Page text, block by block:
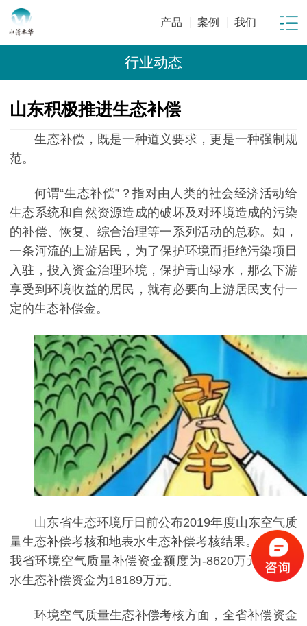
产品 案例 我们
行业动态
山东积极推进生态补偿
生态补偿，既是一种道义要求，更是一种强制规
范。
何谓“生态补偿”？指对由人类的社会经济活动给
生态系统和自然资源造成的破坏及对环境造成的污染
的补偿、恢复、综合治理等一系列活动的总称。如，
一条河流的上游居民，为了保护环境而拒绝污染项目
入驻，投入资金治理环境，保护青山绿水，那么下游
享受到环境收益的居民，就有必要向上游居民支付一
定的生态补偿金。
山东省生态环境厅日前公布2019年度山东空气质
量生态补偿考核和地表水生态补偿考核结果。2019年
我省环境空气质量补偿资金额度为-8620万元，地表
水生态补偿资金为18189万元。
环境空气质量生态补偿考核方面，全省补偿资金